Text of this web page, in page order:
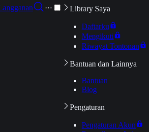
··· Library Saya
Daftarku
Mengikuti
Riwayat Tontonan
Bantuan dan Lainnya
Bantuan
Blog
Pengaturan
Pengaturan Akun